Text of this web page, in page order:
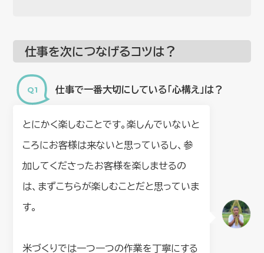
仕事を次につなげるコツは？
仕事で一番大切にしている「心構え」は？
とにかく楽しむことです。楽しんでいないと
ころにお客様は来ないと思っているし、参
加してくださったお客様を楽しませるの
は、まずこちらが楽しむことだと思っていま
す。
米づくりでは一つ一つの作業を丁寧にする